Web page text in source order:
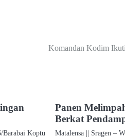
Komandan Kodim
Koptu
Panen
Berkat
Matalensa || Sragen –